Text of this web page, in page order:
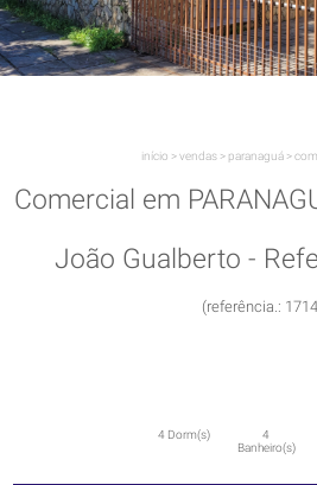
início >vendas > paranaguá >
Comercial em
João Gualberto -
(referência.:
4 Dorm(s)
4
Banheiro(s)